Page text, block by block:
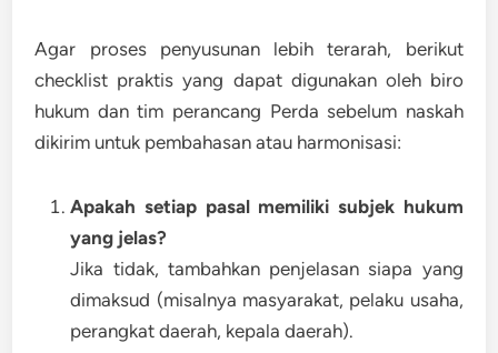
Agar proses penyusunan lebih terarah, berikut
checklist praktis yang dapat digunakan oleh biro
hukum dan tim perancang Perda sebelum naskah
dikirim untuk pembahasan atau harmonisasi:
Apakah setiap pasal memiliki subjek hukum
yang jelas?
Jika tidak, tambahkan penjelasan siapa yang
dimaksud (misalnya masyarakat, pelaku usaha,
perangkat daerah, kepala daerah).